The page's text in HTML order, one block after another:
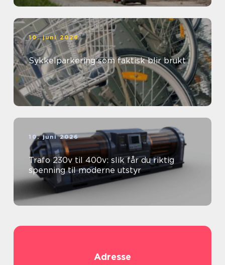
10. juni 2026
Sykkelparkering som faktisk blir brukt
10. juni 2026
Trafo 230v til 400v: slik får du riktig
spenning til moderne utstyr
Adresse